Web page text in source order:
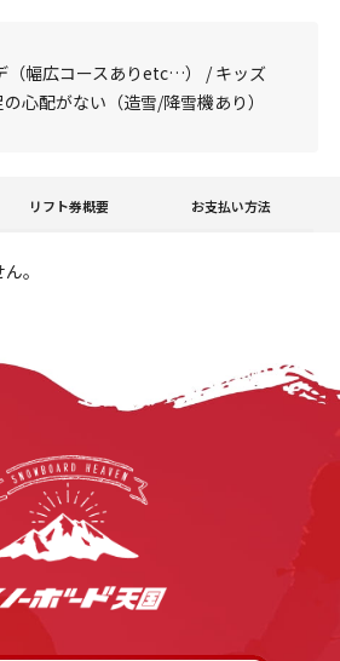
（幅広コースありetc…） / キッズ
心配がない（造雪/降雪機あり）
リフト券概要 お支払い方法
。